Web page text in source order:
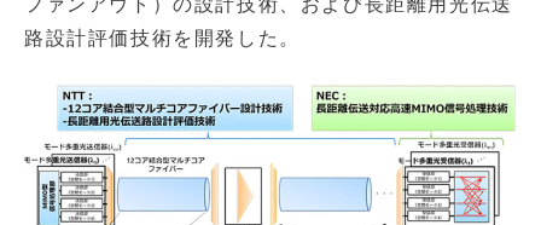
ファンアウト）の設計技術、および長距離用光伝送
路設計評価技術を開発した。